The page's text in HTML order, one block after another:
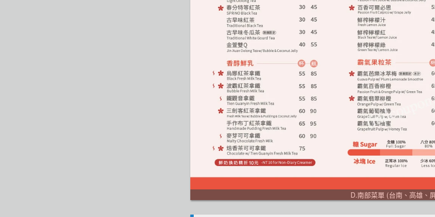
D.南部菜單 (台南、高雄、